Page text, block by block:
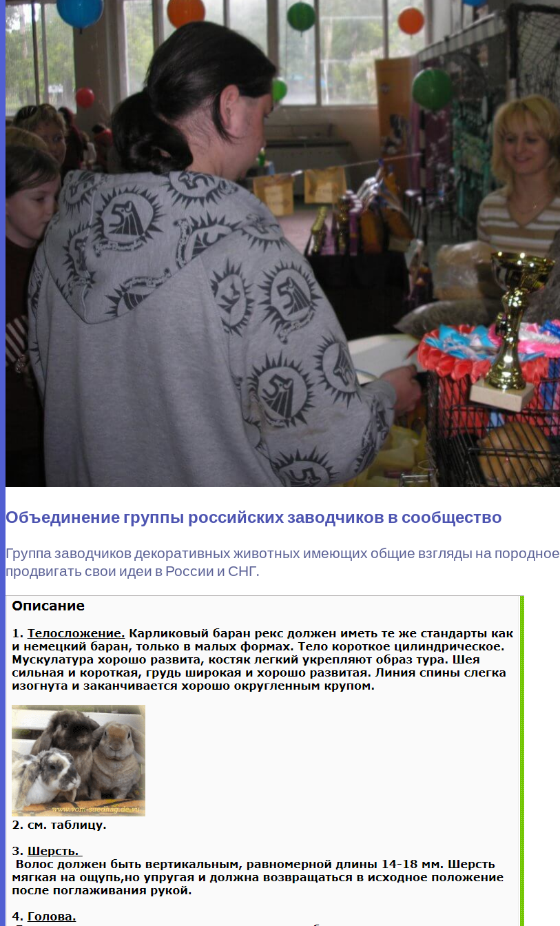
Объединение группы российских заводчиков в сообщество
Группа заводчиков декоративных животных имеющих общие взгляды на породное
продвигать свои идеи в России и СНГ.